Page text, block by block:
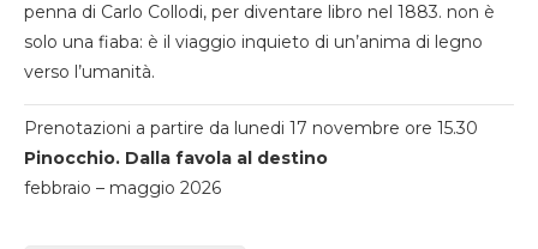
penna di Carlo Collodi, per diventare libro nel 1883. non è
solo una fiaba: è il viaggio inquieto di un’anima di legno
verso l’umanità.
Prenotazioni a partire da lunedi 17 novembre ore 15.30
Pinocchio. Dalla favola al destino
febbraio – maggio 2026